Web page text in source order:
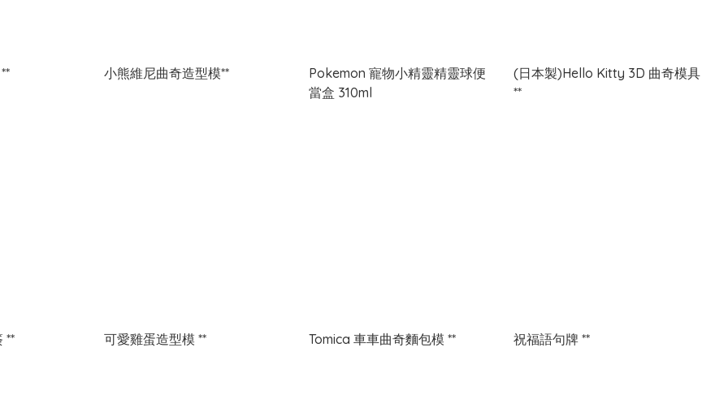
小熊維尼曲奇造型模**
Pokemon 寵物小精靈精靈球便
當盒 310ml
(日本製)Hello Kitty 3D 曲奇模具
**
黑白色動物食物簽 ** 可愛雞蛋造型模 ** Tomica 車車曲奇麵包模 ** 祝福語句牌 **